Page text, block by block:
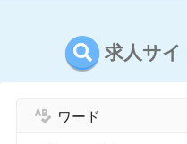
求人サイ
ワード